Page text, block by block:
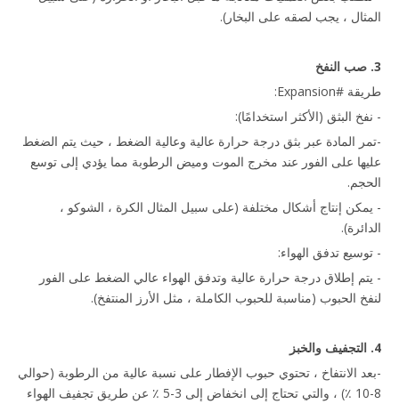
المثال ، يجب لصقه على البخار).
3. صب النفخ
طريقة #Expansion:
- نفخ البثق (الأكثر استخدامًا):
-تمر المادة عبر بثق درجة حرارة عالية وعالية الضغط ، حيث يتم الضغط
عليها على الفور عند مخرج الموت وميض الرطوبة مما يؤدي إلى توسع
الحجم.
- يمكن إنتاج أشكال مختلفة (على سبيل المثال الكرة ، الشوكو ،
الدائرة).
- توسيع تدفق الهواء:
- يتم إطلاق درجة حرارة عالية وتدفق الهواء عالي الضغط على الفور
لنفخ الحبوب (مناسبة للحبوب الكاملة ، مثل الأرز المنتفخ).
4. التجفيف والخبز
-بعد الانتفاخ ، تحتوي حبوب الإفطار على نسبة عالية من الرطوبة (حوالي
8-10 ٪) ، والتي تحتاج إلى انخفاض إلى 3-5 ٪ عن طريق تجفيف الهواء